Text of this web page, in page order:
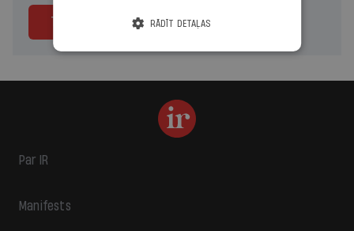
Turpināt
Par IR
Manifests
RĀDĪT DETAĻAS